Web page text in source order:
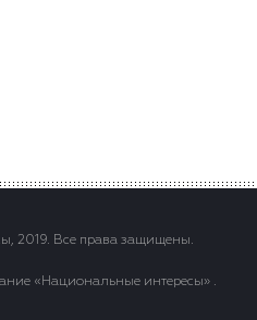
2019. Все права защищены.
«Национальные интересы» .